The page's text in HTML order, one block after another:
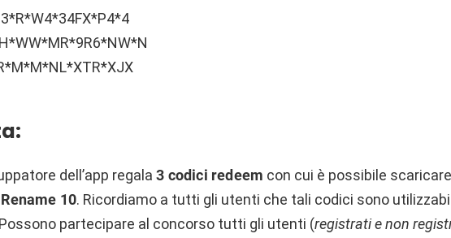
dell’app regala 3 codici redeem con cui è possibile
10. Ricordiamo a tutti gli utenti che tali codici sono
partecipare al concorso tutti gli utenti (registrati e non